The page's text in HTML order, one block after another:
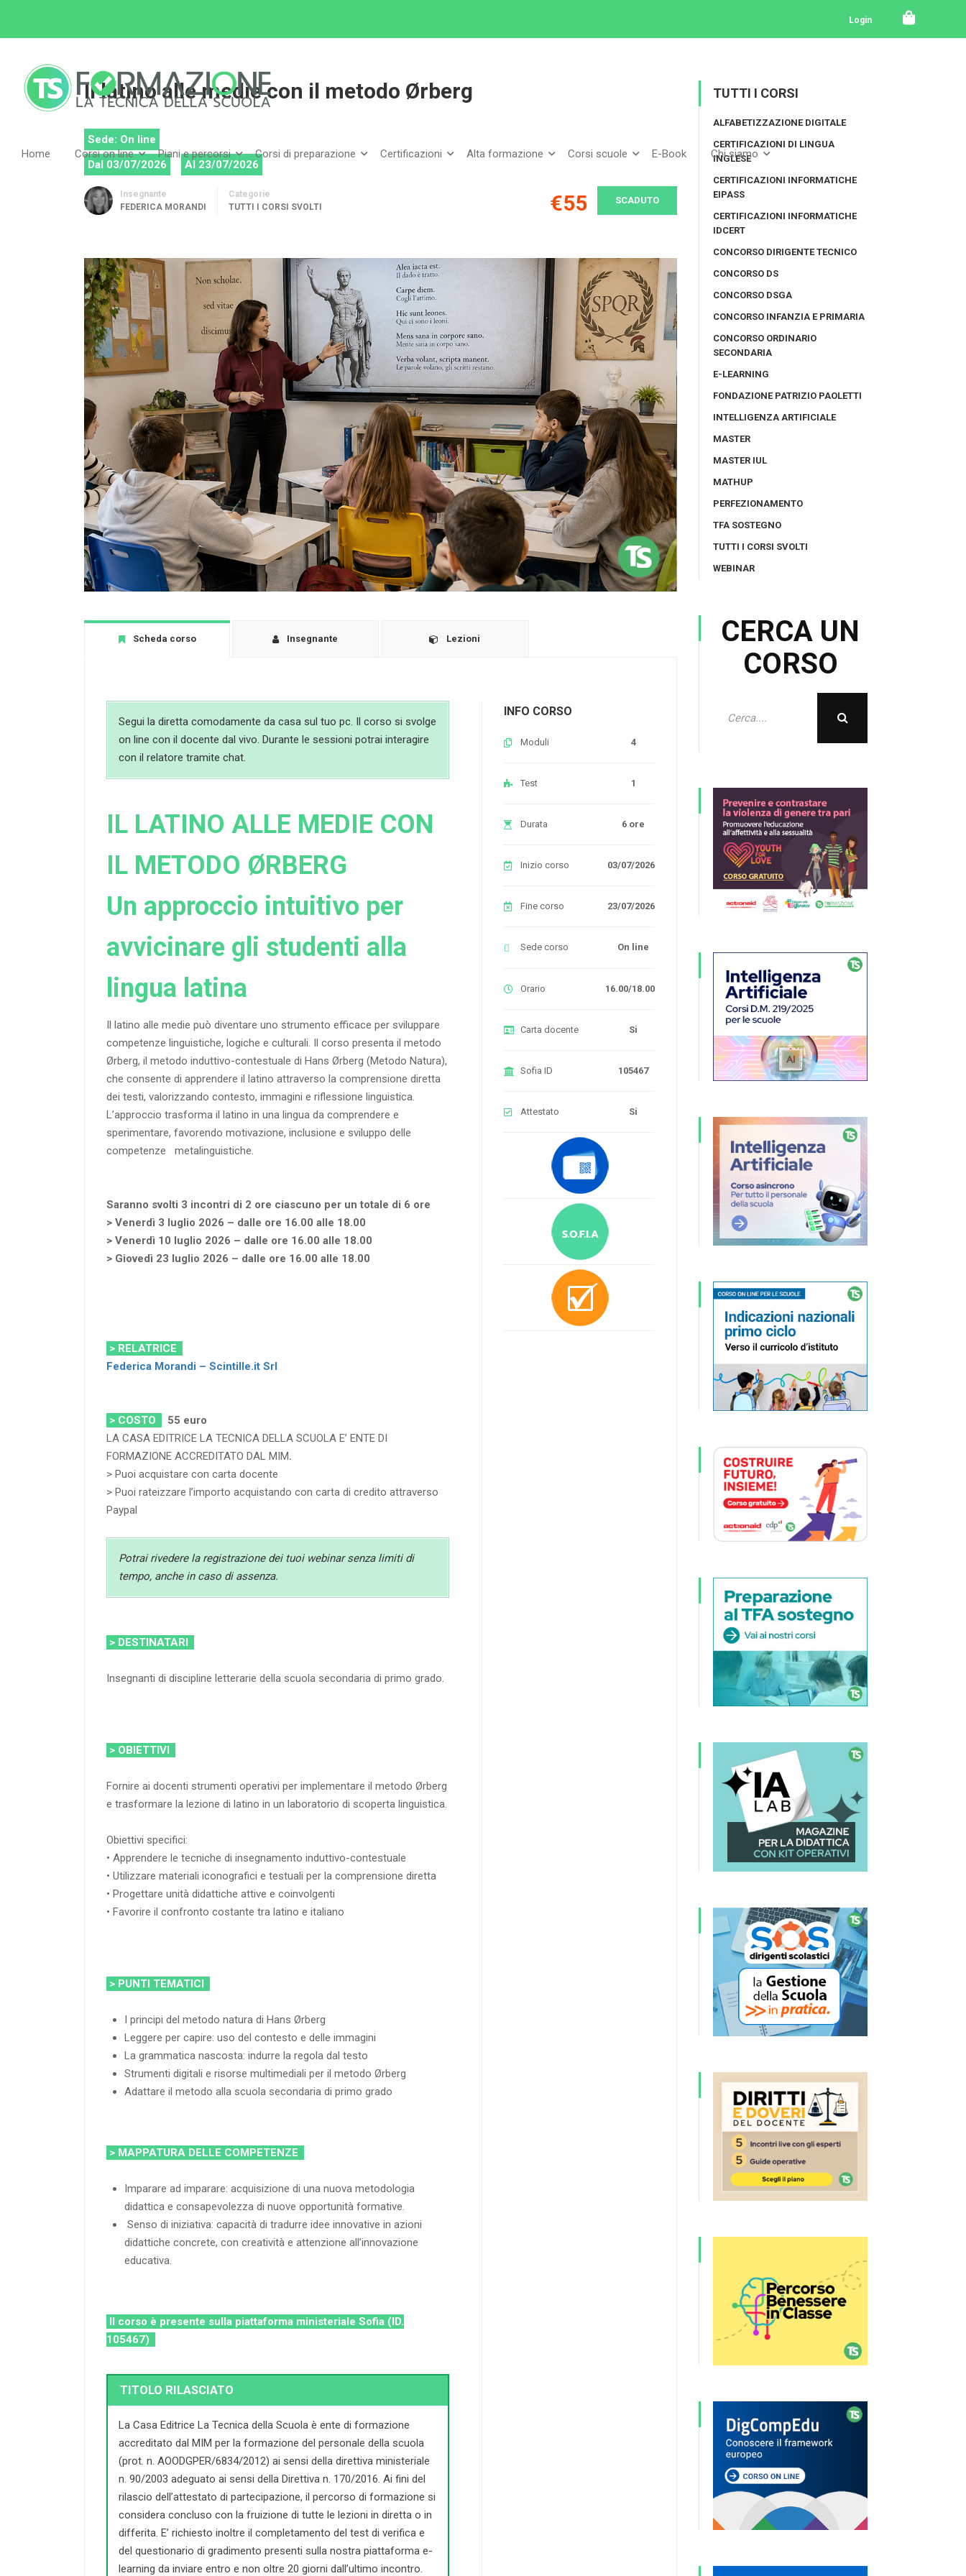
Login
Home Corsi on line Piani e percorsi Corsi di preparazione Certificazioni Alta formazione Corsi scuole E-Book Chi siamo
Il latino alle medie con il metodo Ørberg
Sede: On line
Dal 03/07/2026
Al 23/07/2026
Insegnante
FEDERICA MORANDI
Categorie
TUTTI I CORSI SVOLTI
€55 SCADUTO
Scheda corso Insegnante Lezioni
Segui la diretta comodamente da casa sul tuo pc. Il corso si svolge
on line con il docente dal vivo. Durante le sessioni potrai interagire
con il relatore tramite chat.
IL LATINO ALLE MEDIE CON
IL METODO ØRBERG
Un approccio intuitivo per
avvicinare gli studenti alla
lingua latina
Il latino alle medie può diventare uno strumento efficace per sviluppare
competenze linguistiche, logiche e culturali. Il corso presenta il metodo
Ørberg, il metodo induttivo-contestuale di Hans Ørberg (Metodo Natura),
che consente di apprendere il latino attraverso la comprensione diretta
dei testi, valorizzando contesto, immagini e riflessione linguistica.
L’approccio trasforma il latino in una lingua da comprendere e
sperimentare, favorendo motivazione, inclusione e sviluppo delle
competenze metalinguistiche.
Saranno svolti 3 incontri di 2 ore ciascuno per un totale di 6 ore
> Venerdì 3 luglio 2026 – dalle ore 16.00 alle 18.00
> Venerdì 10 luglio 2026 – dalle ore 16.00 alle 18.00
> Giovedì 23 luglio 2026 – dalle ore 16.00 alle 18.00
> RELATRICE
Federica Morandi – Scintille.it Srl
> COSTO 55 euro
LA CASA EDITRICE LA TECNICA DELLA SCUOLA E’ ENTE DI
FORMAZIONE ACCREDITATO DAL MIM.
> Puoi acquistare con carta docente
> Puoi rateizzare l’importo acquistando con carta di credito attraverso
Paypal
Potrai rivedere la registrazione dei tuoi webinar senza limiti di
tempo, anche in caso di assenza.
> DESTINATARI
Insegnanti di discipline letterarie della scuola secondaria di primo grado.
> OBIETTIVI
Fornire ai docenti strumenti operativi per implementare il metodo Ørberg
e trasformare la lezione di latino in un laboratorio di scoperta linguistica.
Obiettivi specifici:
• Apprendere le tecniche di insegnamento induttivo-contestuale
• Utilizzare materiali iconografici e testuali per la comprensione diretta
• Progettare unità didattiche attive e coinvolgenti
• Favorire il confronto costante tra latino e italiano
> PUNTI TEMATICI
I principi del metodo natura di Hans Ørberg
Leggere per capire: uso del contesto e delle immagini
La grammatica nascosta: indurre la regola dal testo
Strumenti digitali e risorse multimediali per il metodo Ørberg
Adattare il metodo alla scuola secondaria di primo grado
> MAPPATURA DELLE COMPETENZE
Imparare ad imparare: acquisizione di una nuova metodologia
didattica e consapevolezza di nuove opportunità formative.
Senso di iniziativa: capacità di tradurre idee innovative in azioni
didattiche concrete, con creatività e attenzione all’innovazione
educativa.
Il corso è presente sulla piattaforma ministeriale Sofia (ID.
105467)
TITOLO RILASCIATO
La Casa Editrice La Tecnica della Scuola è ente di formazione
accreditato dal MIM per la formazione del personale della scuola
(prot. n. AOODGPER/6834/2012) ai sensi della direttiva ministeriale
n. 90/2003 adeguato ai sensi della Direttiva n. 170/2016. Ai fini del
rilascio dell’attestato di partecipazione, il percorso di formazione si
considera concluso con la fruizione di tutte le lezioni in diretta o in
differita. E’ richiesto inoltre il completamento del test di verifica e
del questionario di gradimento presenti sulla nostra piattaforma e-
learning da inviare entro e non oltre 20 giorni dall’ultimo incontro.
INFO CORSO
Moduli 4
Test 1
Durata 6 ore
Inizio corso 03/07/2026
Fine corso 23/07/2026
Sede corso On line
Orario 16.00/18.00
Carta docente Si
Sofia ID 105467
Attestato Si
TUTTI I CORSI
ALFABETIZZAZIONE DIGITALE
CERTIFICAZIONI DI LINGUA
INGLESE
CERTIFICAZIONI INFORMATICHE
EIPASS
CERTIFICAZIONI INFORMATICHE
IDCERT
CONCORSO DIRIGENTE TECNICO
CONCORSO DS
CONCORSO DSGA
CONCORSO INFANZIA E PRIMARIA
CONCORSO ORDINARIO
SECONDARIA
E-LEARNING
FONDAZIONE PATRIZIO PAOLETTI
INTELLIGENZA ARTIFICIALE
MASTER
MASTER IUL
MATHUP
PERFEZIONAMENTO
TFA SOSTEGNO
TUTTI I CORSI SVOLTI
WEBINAR
CERCA UN
CORSO